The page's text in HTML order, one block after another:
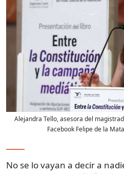
Alejandra Tello, asesora del
Facebook Felipe de la
No se lo vayan a decir a